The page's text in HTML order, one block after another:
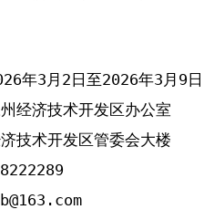
年3月2日至2026年3月9日
经济技术开发区办公室
技术开发区管委会大楼